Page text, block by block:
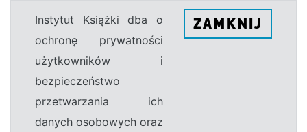
Instytut Książki dba o
ochronę prywatności
użytkowników i
bezpieczeństwo
przetwarzania ich
danych osobowych oraz
ZAMKNIJ